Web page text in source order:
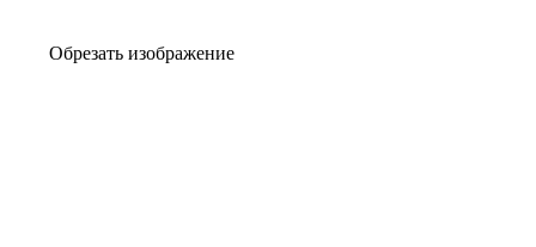
Обрезать изображение